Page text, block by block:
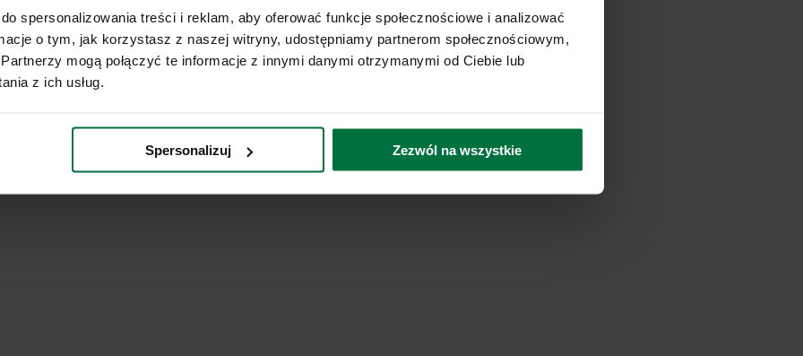
spersonalizowania treści i reklam, aby oferować funkcje społecznościowe i analizować
o tym, jak korzystasz z naszej witryny, udostępniamy partnerom społecznościowym,
mogą połączyć te informacje z innymi danymi otrzymanymi od Ciebie lub
z ich usług.
Spersonalizuj Zezwól na wszystkie